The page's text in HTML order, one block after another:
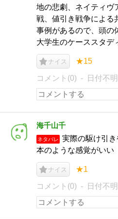
地の悲劇、ネイティヴ
戦、値引き戦争による
事例があるので、頭の
大学生のケーススタデ
ナイス ★15
コメント(0) 日付不明
海千山千
ネタバレ
実際の駆け引
本のような感覚がいい
ナイス ★1
コメント(0) 日付不明